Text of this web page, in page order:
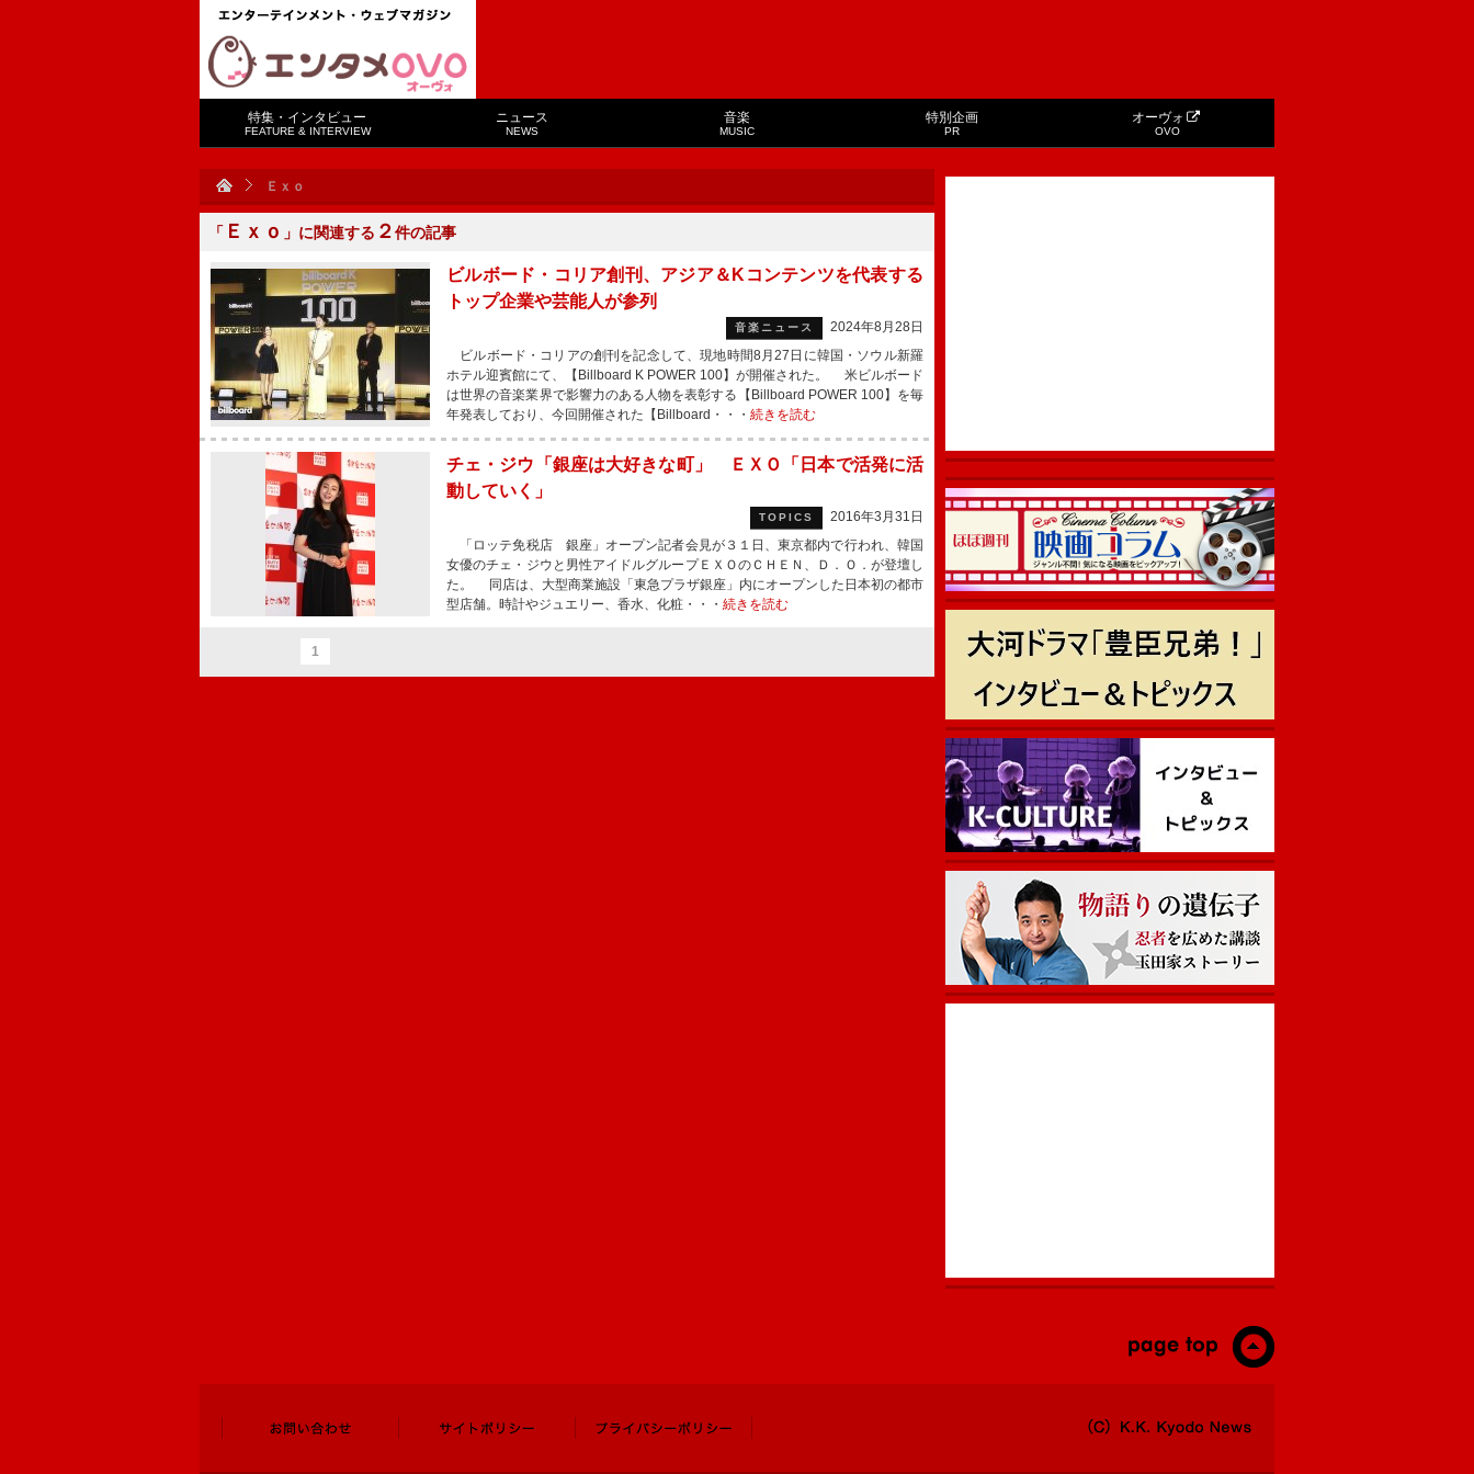
特集・インタビュー
FEATURE & INTERVIEW
ニュース
NEWS
音楽
MUSIC
特別企画
PR
オーヴォ
OVO
Ｅｘｏ
「 Ｅｘｏ 」に関連する ２件の記事
ビルボード・コリア創刊、アジア＆Kコンテンツを代表する
トップ企業や芸能人が参列
音楽ニュース
2024年8月28日
ビルボード・コリアの創刊を記念して、現地時間8月27日に韓国・ソウル新羅
ホテル迎賓館にて、【Billboard K POWER 100】が開催された。 米ビルボード
は世界の音楽業界で影響力のある人物を表彰する【Billboard POWER 100】を毎
年発表しており、今回開催された【Billboard・・・ 続きを読む
チェ・ジウ「銀座は大好きな町」 ＥＸＯ「日本で活発に活
動していく」
TOPICS
2016年3月31日
「ロッテ免税店 銀座」オープン記者会見が３１日、東京都内で行われ、韓国
女優のチェ・ジウと男性アイドルグループＥＸＯのＣＨＥＮ、Ｄ．Ｏ．が登壇し
た。 同店は、大型商業施設「東急プラザ銀座」内にオープンした日本初の都市
型店舗。時計やジュエリー、香水、化粧・・・ 続きを読む
1